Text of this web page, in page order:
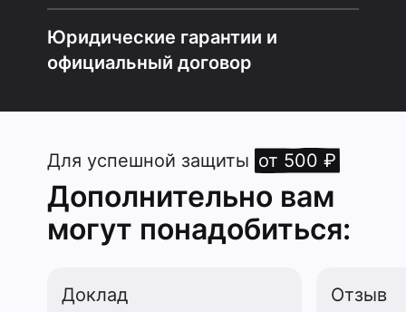
Юридические гарантии и
официальный договор
Для успешной защиты от 500 ₽
Дополнительно вам
могут понадобиться:
Доклад Отзыв